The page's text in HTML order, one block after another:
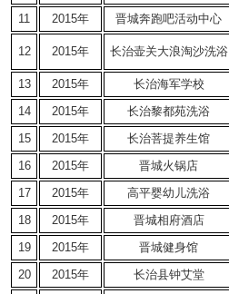
11
2015年 晋城奔跑吧活动中心
12 2015年 长治壶关大浪淘沙洗浴
13 2015年 长治海军学校
14
2015年 长治黎都苑洗浴
15
2015年 长治菩提养生馆
16
2015年 晋城火锅店
17
2015年 高平婴幼儿洗浴
18
2015年 晋城相府酒店
19
2015年 晋城健身馆
20
2015年 长治县钟艾堂